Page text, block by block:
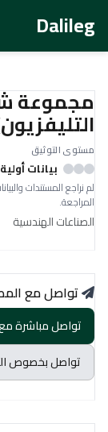
Dalileg
مجموعة
مستوى التوثيق
بيانات أولية
لم نراجع المستندات
المراجعة.
الصناعات الهندسية
تواصل مع
تواصل مباشرة
تواصل بخصوص